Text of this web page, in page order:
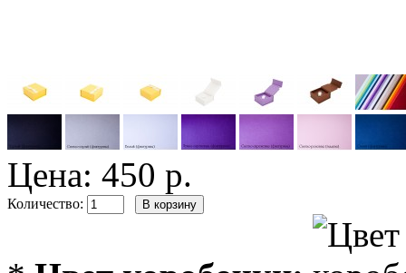
Цена: 450 р.
Количество: